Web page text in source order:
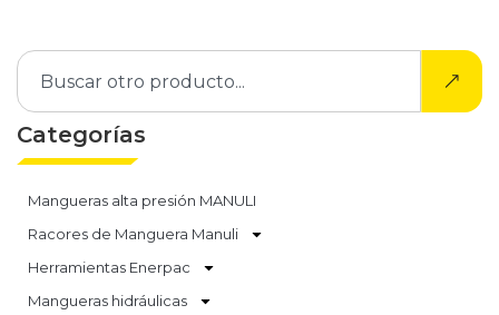
Categorías
Mangueras alta presión MANULI
Racores de Manguera Manuli
Herramientas Enerpac
Mangueras hidráulicas